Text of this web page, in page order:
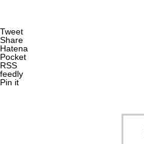
Tweet
Share
Hatena
Pocket
RSS
feedly
Pin it